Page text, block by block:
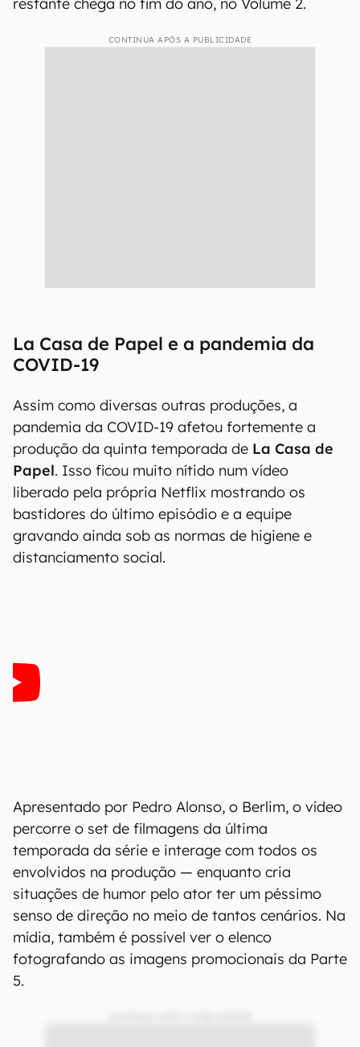
restante chega no fim do ano, no Volume 2.
CONTINUA APÓS A PUBLICIDADE
La Casa de Papel e a pandemia da
COVID-19
Assim como diversas outras produções, a
pandemia da COVID-19 afetou fortemente a
produção da quinta temporada de La Casa de
Papel. Isso ficou muito nítido num vídeo
liberado pela própria Netflix mostrando os
bastidores do último episódio e a equipe
gravando ainda sob as normas de higiene e
distanciamento social.
Apresentado por Pedro Alonso, o Berlim, o vídeo
percorre o set de filmagens da última
temporada da série e interage com todos os
envolvidos na produção — enquanto cria
situações de humor pelo ator ter um péssimo
senso de direção no meio de tantos cenários. Na
mídia, também é possível ver o elenco
fotografando as imagens promocionais da Parte
5.